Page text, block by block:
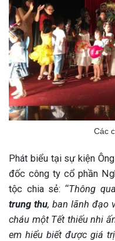
Các
Phát biểu tại sự kiện
đốc công ty cổ phần
tộc chia sẻ: “Thông
trung thu, ban lãnh đạo
cháu một Tết thiếu nhi
em hiểu biết được giá